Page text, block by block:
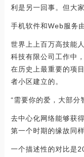
利是另一回事。但大
手机软件和Web服务
世界上上百万高技能
科技有限公司工作中
在历史上最重要的项
者小区建立的。
“需要你的爱，大部分
去中心化网络能够获
第一个时期的缘故同
一个描述性的对比是